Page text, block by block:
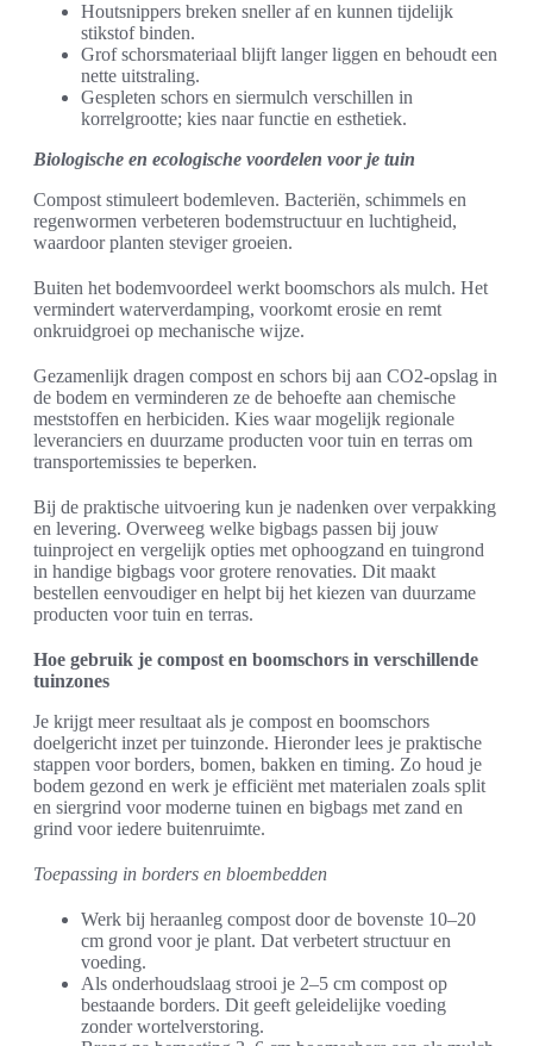
Houtsnippers breken sneller af en kunnen tijdelijk
stikstof binden.
Grof schorsmateriaal blijft langer liggen en behoudt een
nette uitstraling.
Gespleten schors en siermulch verschillen in
korrelgrootte; kies naar functie en esthetiek.
Biologische en ecologische voordelen voor je tuin
Compost stimuleert bodemleven. Bacteriën, schimmels en
regenwormen verbeteren bodemstructuur en luchtigheid,
waardoor planten steviger groeien.
Buiten het bodemvoordeel werkt boomschors als mulch. Het
vermindert waterverdamping, voorkomt erosie en remt
onkruidgroei op mechanische wijze.
Gezamenlijk dragen compost en schors bij aan CO2-opslag in
de bodem en verminderen ze de behoefte aan chemische
meststoffen en herbiciden. Kies waar mogelijk regionale
leveranciers en duurzame producten voor tuin en terras om
transportemissies te beperken.
Bij de praktische uitvoering kun je nadenken over verpakking
en levering. Overweeg welke bigbags passen bij jouw
tuinproject en vergelijk opties met ophoogzand en tuingrond
in handige bigbags voor grotere renovaties. Dit maakt
bestellen eenvoudiger en helpt bij het kiezen van duurzame
producten voor tuin en terras.
Hoe gebruik je compost en boomschors in verschillende
tuinzones
Je krijgt meer resultaat als je compost en boomschors
doelgericht inzet per tuinzonde. Hieronder lees je praktische
stappen voor borders, bomen, bakken en timing. Zo houd je
bodem gezond en werk je efficiënt met materialen zoals split
en siergrind voor moderne tuinen en bigbags met zand en
grind voor iedere buitenruimte.
Toepassing in borders en bloembedden
Werk bij heraanleg compost door de bovenste 10–20
cm grond voor je plant. Dat verbetert structuur en
voeding.
Als onderhoudslaag strooi je 2–5 cm compost op
bestaande borders. Dit geeft geleidelijke voeding
zonder wortelverstoring.